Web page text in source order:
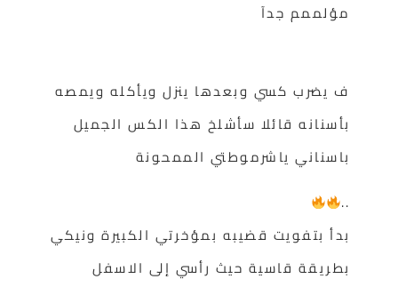
مؤلممم جدآ
ف يضرب كسي وبعدها ينزل ويأكله ويمصه
بأسنانه قائلا سأشلخ هذا الكس الجميل
باسناني ياشرموطتي الممحونة
بدأ بتفويت قضيبه بمؤخرتي الكبيرة ونيكي
بطريقة قاسية حيث رأسي إلى الاسفل